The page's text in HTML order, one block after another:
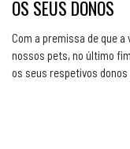
OS SEUS DONOS
Com a premissa de que a
nossos pets, no último
os seus respetivos donos